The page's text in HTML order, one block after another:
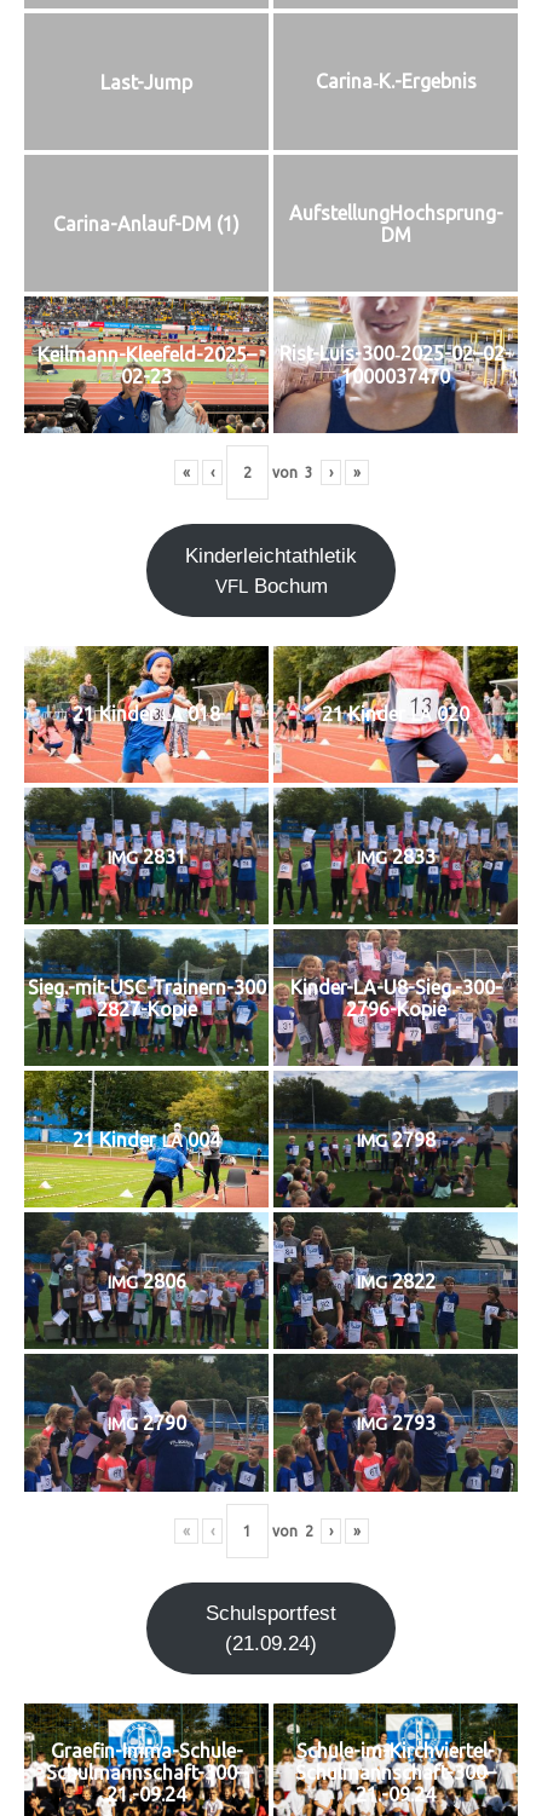
Last-Jump Carina‑K.-Ergebnis
Cari­na-Anlauf-DM (1)
Auf­stel­lung­Hoch­sprung-
DM
Keilmann-Kleefeld-2025–
02-23
Rist-Luis-300‑2025-02–02-
1000037470
« ‹ von 3 › »
Kin­der­leicht­ath­le­tik
VFLBochum
21 Kin­derLA018 21 Kin­der LA020
IMG2831 IMG2833
Sieg.-mit-USC-Trainern-300
2827-Kopie
Kinder-LA-U8-Sieg.-300-
2796-Kopie
21 Kin­derLA004 IMG2798
IMG2806 IMG2822
IMG2790 IMG2793
« ‹ von 2 › »
Schul­sport­fest
(21.09.24)
Graefin-Imma-Schule-
Schulmannschaft-300–
21.-09.24
Schule-im-Kirchviertel-
Schulmannschaft-300–
21.-09.24